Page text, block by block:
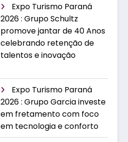
Expo Turismo Paraná
2026 : Grupo Schultz
promove jantar de 40 Anos
celebrando retenção de
talentos e inovação
Expo Turismo Paraná
2026 : Grupo Garcia investe
em fretamento com foco
em tecnologia e conforto